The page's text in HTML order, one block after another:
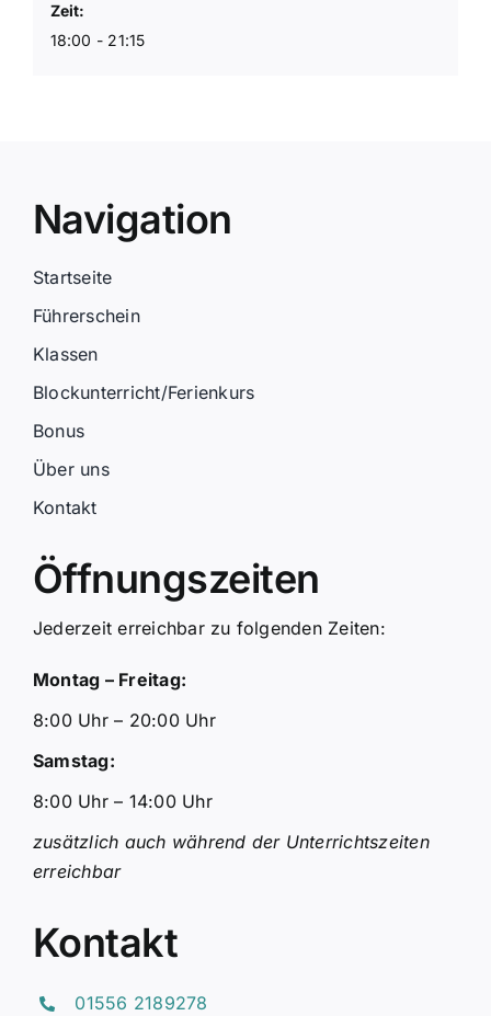
Zeit:
18:00 - 21:15
Navigation
Startseite
Führerschein
Klassen
Blockunterricht/Ferienkurs
Bonus
Über uns
Kontakt
Öffnungszeiten
Jederzeit erreichbar zu folgenden Zeiten:
Montag – Freitag:
8:00 Uhr – 20:00 Uhr
Samstag:
8:00 Uhr – 14:00 Uhr
zusätzlich auch während der Unterrichtszeiten
erreichbar
Kontakt
01556 2189278